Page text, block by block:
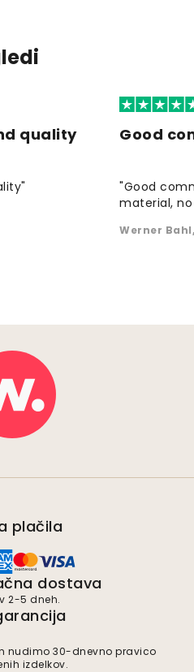
quality Good
"Good
material,
Werner Bahl
plačila
dostava
2-5 dneh.
nudimo 30-dnevno pravico
izdelkov.